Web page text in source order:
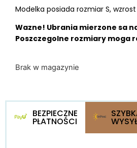
Modelka posiada rozmiar S, wzrost
Wazne! Ubrania mierzone sa
Poszczegolne rozmiary moga
Brak w magazynie
BEZPIECZNE
PŁATNOŚCI